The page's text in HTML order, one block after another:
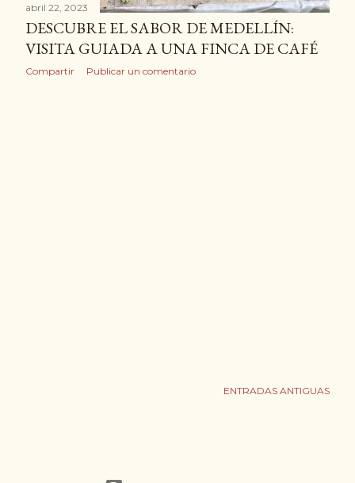
abril 22, 2023
DESCUBRE EL SABOR DE MEDELLÍN:
VISITA GUIADA A UNA FINCA DE CAFÉ
Compartir Publicar un comentario
ENTRADAS ANTIGUAS